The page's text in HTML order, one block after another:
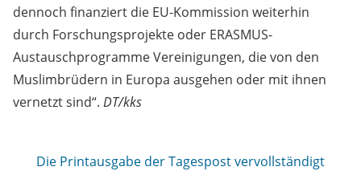
dennoch finanziert die EU-Kommission weiterhin
durch Forschungsprojekte oder ERASMUS-
Austauschprogramme Vereinigungen, die von den
Muslimbrüdern in Europa ausgehen oder mit ihnen
vernetzt sind“. DT/kks
Die Printausgabe der Tagespost vervollständigt